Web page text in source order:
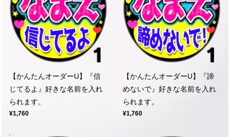
【かんたんオーダーU】『信
じてるよ』好きな名前を入れ
られます。
¥1,760
【かんたんオーダーU】『諦
めないで』好きな名前を入れ
られます。
¥1,760